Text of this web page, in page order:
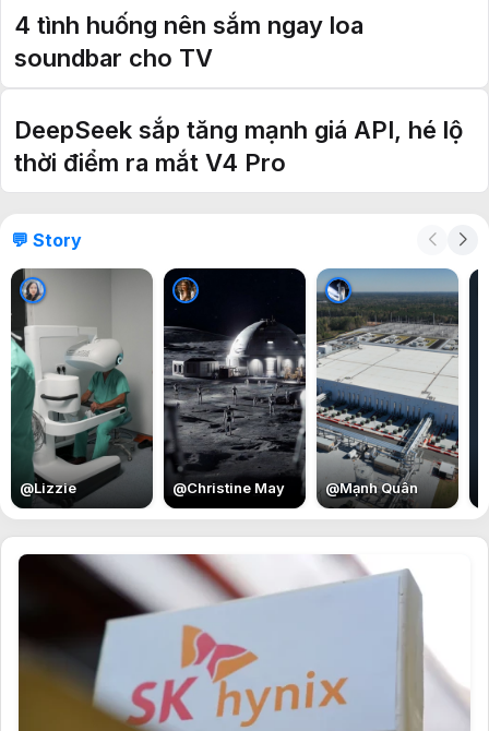
4 tình huống nên sắm ngay loa
soundbar cho TV
DeepSeek sắp tăng mạnh giá API, hé lộ
thời điểm ra mắt V4 Pro
💬 Story
@Lizzie @Christine May @Mạnh Quân